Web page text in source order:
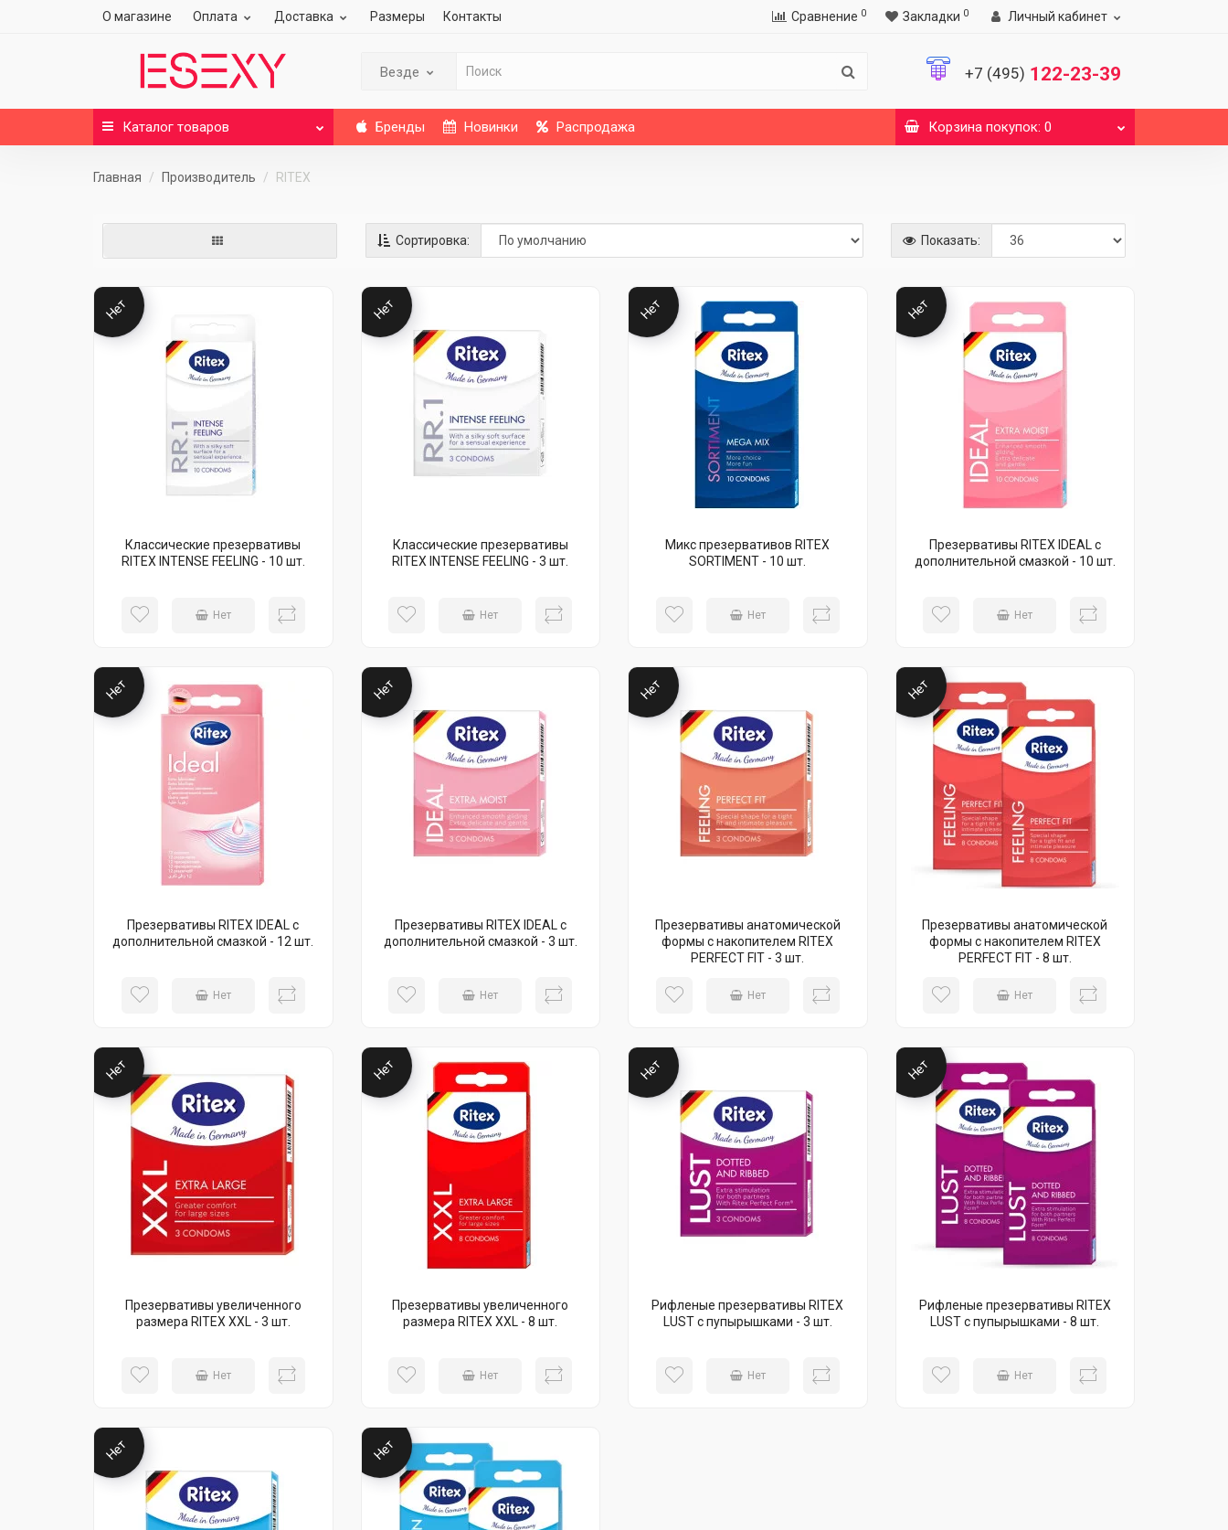
О магазине Оплата Доставка Размеры Контакты Сравнение 0 Закладки 0 Личный кабинет
Везде +7 (495) 122-23-39
Каталог товаров Бренды Новинки Распродажа Корзинапокупок: 0
Главная Производитель RITEX
Сортировка: Показать:
Нет
Классические презервативы
RITEX INTENSE FEELING - 10 шт.
Нет
Нет
Классические презервативы
RITEX INTENSE FEELING - 3 шт.
Нет
Нет
Микс презервативов RITEX
SORTIMENT - 10 шт.
Нет
Нет
Презервативы RITEX IDEAL с
дополнительной смазкой - 10 шт.
Нет
Нет
Презервативы RITEX IDEAL с
дополнительной смазкой - 12 шт.
Нет
Нет
Презервативы RITEX IDEAL с
дополнительной смазкой - 3 шт.
Нет
Нет
Презервативы анатомической
формы с накопителем RITEX
PERFECT FIT - 3 шт.
Нет
Нет
Презервативы анатомической
формы с накопителем RITEX
PERFECT FIT - 8 шт.
Нет
Нет
Презервативы увеличенного
размера RITEX XXL - 3 шт.
Нет
Нет
Презервативы увеличенного
размера RITEX XXL - 8 шт.
Нет
Нет
Рифленые презервативы RITEX
LUST с пупырышками - 3 шт.
Нет
Нет
Рифленые презервативы RITEX
LUST с пупырышками - 8 шт.
Нет
Нет Нет